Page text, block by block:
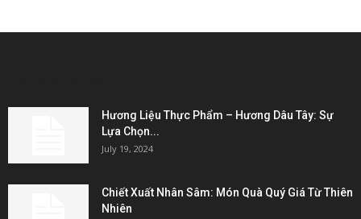
Hương Liệu Thực Phẩm – Hương Dâu Tây: Sự
Lựa Chọn...
July 19, 2024
Chiết Xuất Nhân Sâm: Món Quà Quý Giá Từ Thiên
Nhiên